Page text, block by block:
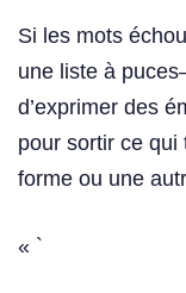
Si les mots
une liste à
d’exprimer des
pour sortir ce qui
forme ou une
« `